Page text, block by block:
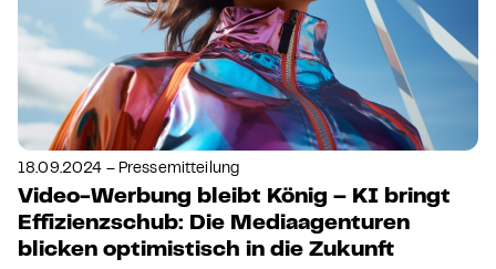
18.09.2024 – Pressemitteilung
Video-Werbung bleibt König – KI bringt
Effizienzschub: Die Mediaagenturen
blicken optimistisch in die Zukunft